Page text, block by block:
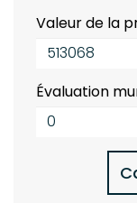
Valeur de la
Évaluation